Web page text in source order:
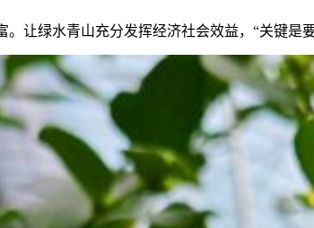
绿水青山充分发挥经济社会效益，“关键是